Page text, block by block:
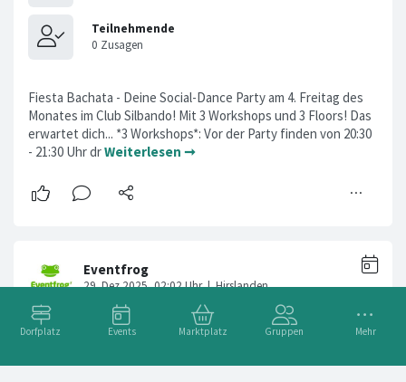
Dorfplatz Events Marktplatz Gruppen Mehr
Fiesta Bachata - Deine Social-Dance Party am 4. Freitag des
Monates im Club Silbando! Mit 3 Workshops und 3 Floors! Das
erwartet dich... *3 Workshops*: Vor der Party finden von 20:30
- 21:30 Uhr drWeiterlesen ➞